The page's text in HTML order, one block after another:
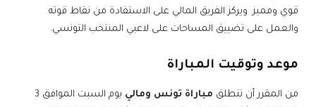
قوي ومميز. ويركز الفريق المالي على الاستفادة من نقاط قوته
والعمل على تضييق المساحات على لاعبي المنتخب التونسي.
موعد وتوقيت المباراة
من المقرر أن تنطلق مباراة تونس ومالي
يوم السبت الموافق 3